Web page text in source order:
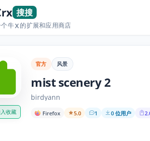
搜搜
牛X的扩展和应用商店
收藏
官方 风景
mist scenery 2
birdyann
Firefox 5.0 1 0 位用户